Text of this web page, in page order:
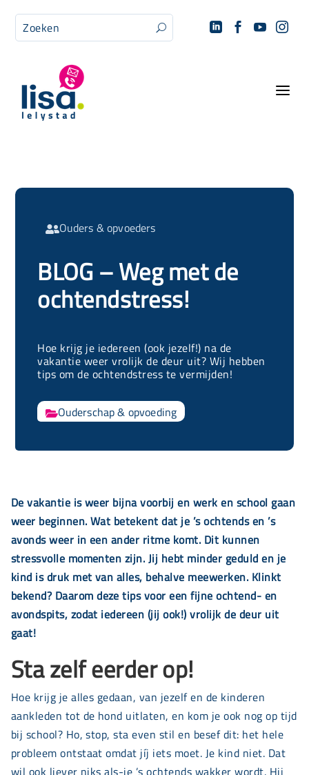
U    
a
Ouders & opvoeders
BLOG – Weg met de
ochtendstress!
Hoe krijg je iedereen (ook jezelf!) na de
vakantie weer vrolijk de deur uit? Wij hebben
tips om de ochtendstress te vermijden!
Ouderschap & opvoeding
De vakantie is weer bijna voorbij en werk en school gaan
weer beginnen. Wat betekent dat je ’s ochtends en ’s
avonds weer in een ander ritme komt. Dit kunnen
stressvolle momenten zijn. Jij hebt minder geduld en je
kind is druk met van alles, behalve meewerken. Klinkt
bekend? Daarom deze tips voor een fijne ochtend- en
avondspits, zodat iedereen (jij ook!) vrolijk de deur uit
gaat!
Sta zelf eerder op!
Hoe krijg je alles gedaan, van jezelf en de kinderen
aankleden tot de hond uitlaten, en kom je ook nog op tijd
bij school? Ho, stop, sta even stil en besef dit: het hele
probleem ontstaat omdat jíj iets moet. Je kind niet. Dat
wil ook liever niks als-ie ’s ochtends wakker wordt. Hij